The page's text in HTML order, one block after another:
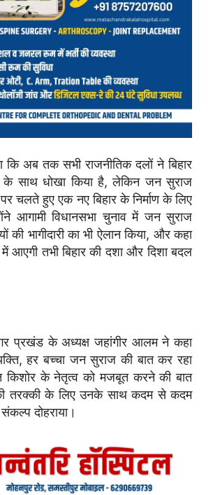
कि अब तक सभी राजनीतिक दलों ने बिहार
के साथ धोखा किया है, लेकिन जन सुराज
चलते हुए एक नए बिहार के निर्माण के लिए
आगामी विधानसभा चुनाव में जन सुराज
की भागीदारी का भी ऐलान किया, और कहा
में आएगी तभी बिहार की दशा और दिशा बदल
प्रखंड के अध्यक्ष जहांगीर आलम ने कहा
हर बच्चा जन सुराज की बात कर रहा
किशोर के नेतृत्व को मजबूत करने की बात
तरक्की के लिए उनके साथ कदम से कदम
दोहराया।